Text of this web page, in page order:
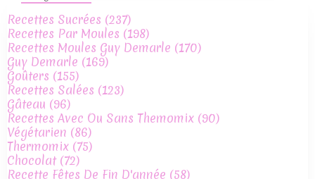
Recettes Sucrées (237)
Recettes Par Moules (198)
Recettes Moules Guy Demarle (170)
Guy Demarle (169)
Goûters (155)
Recettes Salées (123)
Gâteau (96)
Recettes Avec Ou Sans Themomix (90)
Végétarien (86)
Thermomix (75)
Chocolat(72)
Recette Fêtes De Fin D'année (58)